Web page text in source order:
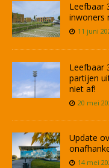
Leefbaar
inwoners
11 juni
Leefbaar
partijen
niet af!
20 mei
Update
14 mei